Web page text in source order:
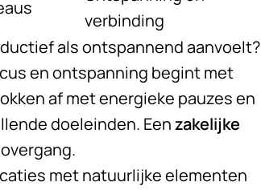
verbinding
als ontspannend aanvoelt?
en ontspanning begint met
af met energieke pauzes en
doeleinden. Eenzakelijke
met natuurlijke elementen